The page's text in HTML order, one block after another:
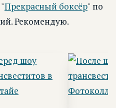
Прекрасный боксёр" по
Рекомендую.